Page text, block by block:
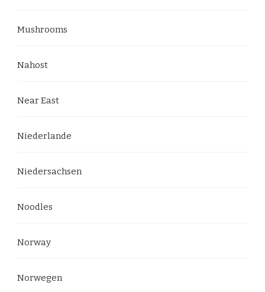
Mushrooms
Nahost
Near East
Niederlande
Niedersachsen
Noodles
Norway
Norwegen